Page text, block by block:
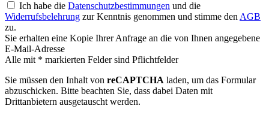
Ich habe die Datenschutzbestimmungen und die
Widerrufsbelehrung zur Kenntnis genommen und stimme den AGB
zu.
Sie erhalten eine Kopie Ihrer Anfrage an die von Ihnen angegebene
E-Mail-Adresse
Alle mit * markierten Felder sind Pflichtfelder
Sie müssen den Inhalt von reCAPTCHA laden, um das Formular
abzuschicken. Bitte beachten Sie, dass dabei Daten mit
Drittanbietern ausgetauscht werden.